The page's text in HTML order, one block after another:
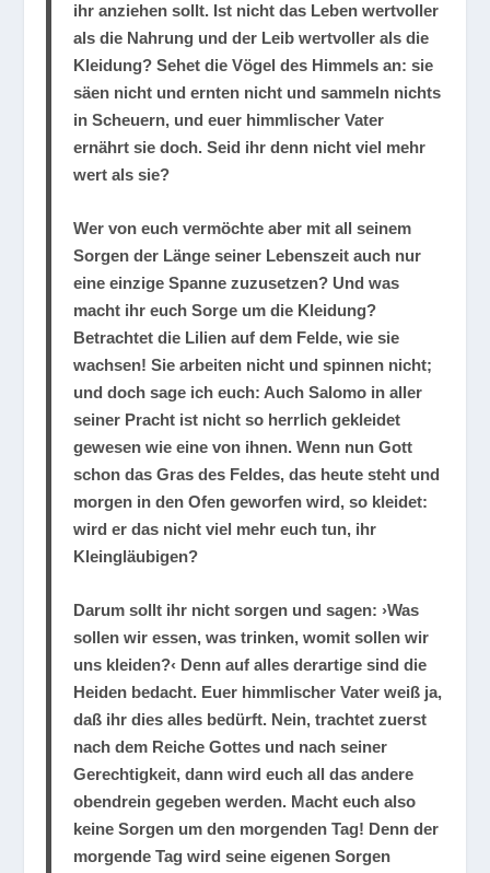
ihr anziehen sollt. Ist nicht das Leben wertvoller
als die Nahrung und der Leib wertvoller als die
Kleidung? Sehet die Vögel des Himmels an: sie
säen nicht und ernten nicht und sammeln nichts
in Scheuern, und euer himmlischer Vater
ernährt sie doch. Seid ihr denn nicht viel mehr
wert als sie?
Wer von euch vermöchte aber mit all seinem
Sorgen der Länge seiner Lebenszeit auch nur
eine einzige Spanne zuzusetzen? Und was
macht ihr euch Sorge um die Kleidung?
Betrachtet die Lilien auf dem Felde, wie sie
wachsen! Sie arbeiten nicht und spinnen nicht;
und doch sage ich euch: Auch Salomo in aller
seiner Pracht ist nicht so herrlich gekleidet
gewesen wie eine von ihnen. Wenn nun Gott
schon das Gras des Feldes, das heute steht und
morgen in den Ofen geworfen wird, so kleidet:
wird er das nicht viel mehr euch tun, ihr
Kleingläubigen?
Darum sollt ihr nicht sorgen und sagen: ›Was
sollen wir essen, was trinken, womit sollen wir
uns kleiden?‹ Denn auf alles derartige sind die
Heiden bedacht. Euer himmlischer Vater weiß ja,
daß ihr dies alles bedürft. Nein, trachtet zuerst
nach dem Reiche Gottes und nach seiner
Gerechtigkeit, dann wird euch all das andere
obendrein gegeben werden. Macht euch also
keine Sorgen um den morgenden Tag! Denn der
morgende Tag wird seine eigenen Sorgen